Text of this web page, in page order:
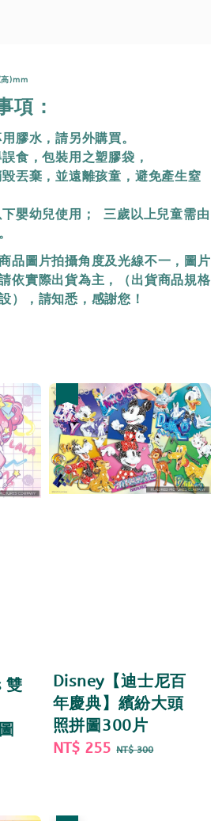
)mm
項：
膠水，請另外購買。
食，包裝用之塑膠袋，
毀丟棄，
並遠離孩童，避免產生窒
嬰幼兒使用； 三歲以上兒童需由
品圖片拍攝角度及光線不一，圖片
依實際出貨為主，（出貨商品規格
），請知悉，感謝您！
雙
Disney【迪士尼百
年慶典】繽紛大頭
照拼圖300片
Sale
NT$ 255 Regular
NT$ 300